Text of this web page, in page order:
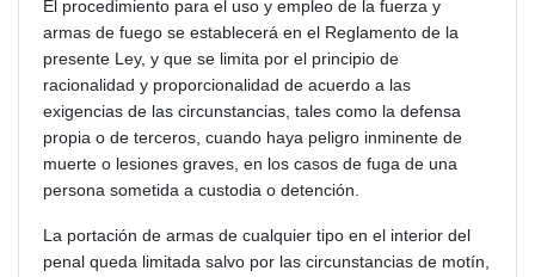
El procedimiento para el uso y empleo de la fuerza y
armas de fuego se establecerá en el Reglamento de la
presente Ley, y que se limita por el principio de
racionalidad y proporcionalidad de acuerdo a las
exigencias de las circunstancias, tales como la defensa
propia o de terceros, cuando haya peligro inminente de
muerte o lesiones graves, en los casos de fuga de una
persona sometida a custodia o detención.
La portación de armas de cualquier tipo en el interior del
penal queda limitada salvo por las circunstancias de motín,